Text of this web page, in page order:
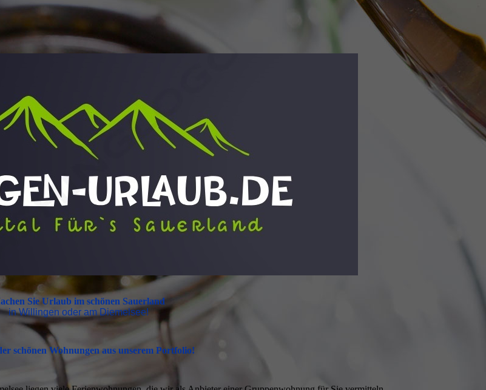
Sie Urlaub im schönen Sauerland
in Willingen oder am Diemelsee!
schönen Wohnungen aus unserem Portfolio!